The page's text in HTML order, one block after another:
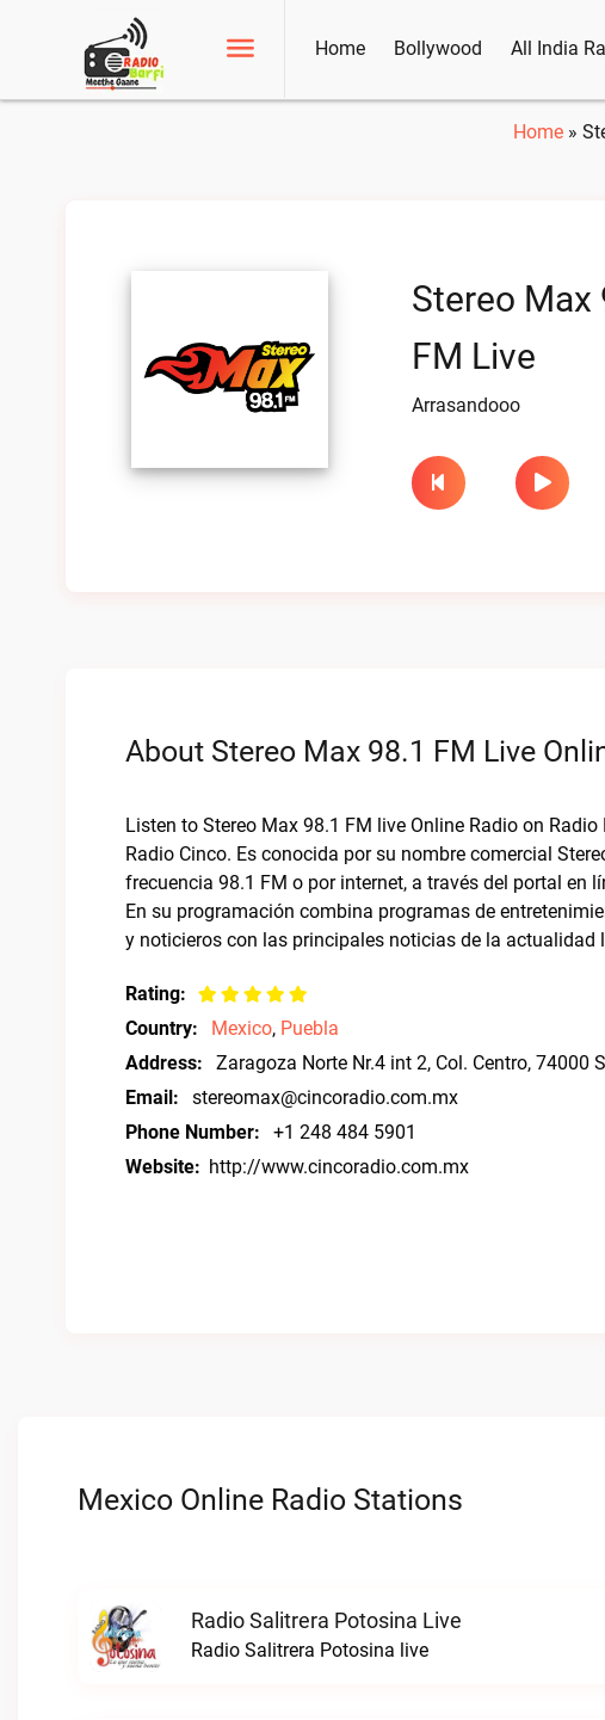
Home Bollywood All India
Home »
Stereo Max
FM Live
Arrasandooo
About Stereo Max 98.1 FM Live
Listen to Stereo Max 98.1 FM live Online Radio on
Radio Cinco. Es conocida por su nombre comercial
frecuencia 98.1 FM o por internet, a través del portal en
En su programación combina programas de
y noticieros con las principales noticias de la actualidad
Rating:
Country:
Mexico, Puebla
Address:
Zaragoza Norte Nr.4 int 2, Col. Centro, 74000
Email:
stereomax@cincoradio.com.mx
Phone Number:
+1 248 484 5901
Website: http://www.cincoradio.com.mx
Mexico Online Radio Stations
Radio Salitrera Potosina Live
Radio Salitrera Potosina live